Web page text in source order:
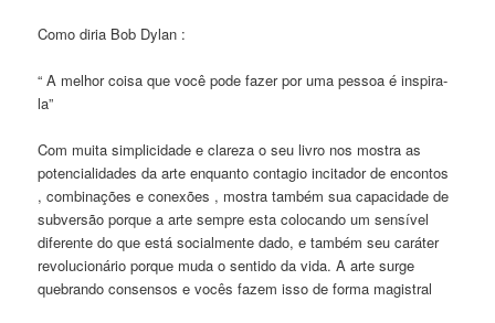
Como diria Bob Dylan :
“ A melhor coisa que você pode fazer por uma pessoa é inspira-
la”
Com muita simplicidade e clareza o seu livro nos mostra as
potencialidades da arte enquanto contagio incitador de encontos
, combinações e conexões , mostra também sua capacidade de
subversão porque a arte sempre esta colocando um sensível
diferente do que está socialmente dado, e também seu caráter
revolucionário porque muda o sentido da vida. A arte surge
quebrando consensos e vocês fazem isso de forma magistral